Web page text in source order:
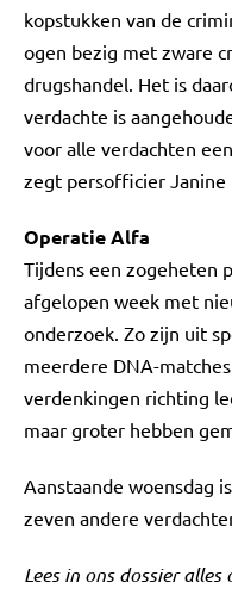
kopstukken van de
ogen bezig met zware
drugshandel. Het is
verdachte is
voor alle verdachten
zegt persofficier Janine
Operatie Alfa
Tijdens een zogeheten
afgelopen week met
onderzoek. Zo zijn uit
meerdere DNA-
verdenkingen richting
maar groter hebben
Aanstaande woensdag
zeven andere
Lees in ons dossier alles